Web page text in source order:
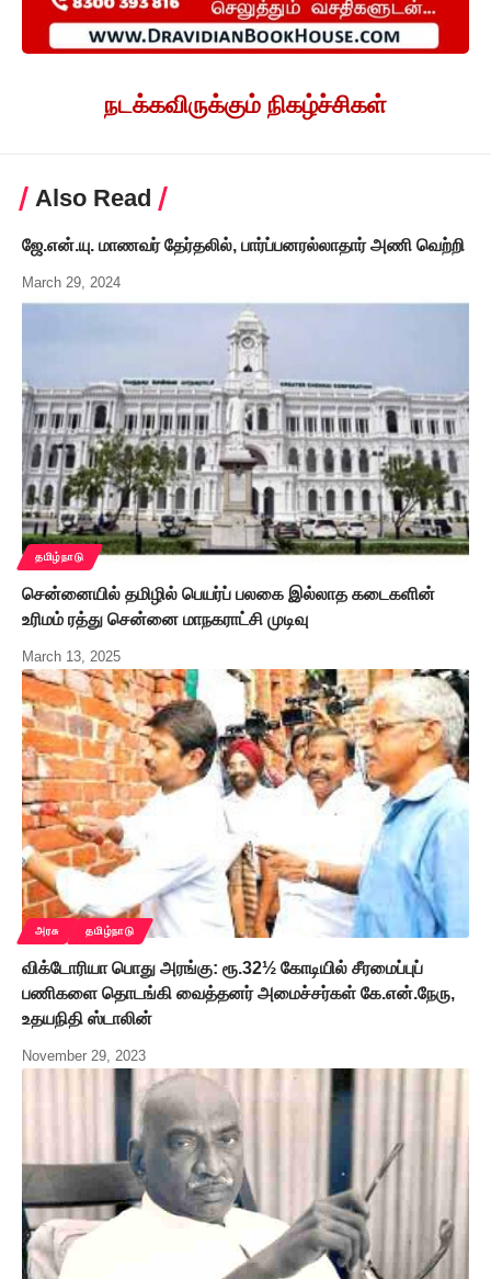
நடக்கவிருக்கும் நிகழ்ச்சிகள்
Also Read
ஜே.என்.யு. மாணவர் தேர்தலில், பார்ப்பனரல்லாதார் அணி வெற்றி
March 29, 2024
தமிழ்நாடு
சென்னையில் தமிழில் பெயர்ப் பலகை இல்லாத கடைகளின்
உரிமம் ரத்து சென்னை மாநகராட்சி முடிவு
March 13, 2025
அரசு தமிழ்நாடு
விக்டோரியா பொது அரங்கு: ரூ.32½ கோடியில் சீரமைப்புப்
பணிகளை தொடங்கி வைத்தனர் அமைச்சர்கள் கே.என்.நேரு,
உதயநிதி ஸ்டாலின்
November 29, 2023